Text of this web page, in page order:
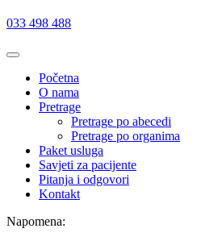
033 498 488
Početna
O nama
Pretrage
Pretrage po abecedi
Pretrage po organima
Paket usluga
Savjeti za pacijente
Pitanja i odgovori
Kontakt
Napomena: